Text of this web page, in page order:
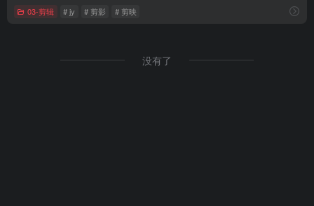
03-剪辑 # jy # 剪影 # 剪映
没有了